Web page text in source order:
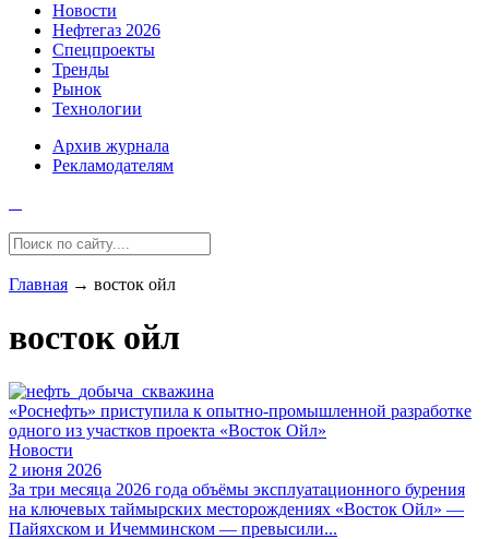
Новости
Нефтегаз 2026
Спецпроекты
Тренды
Рынок
Технологии
Архив журнала
Рекламодателям
Главная → восток ойл
восток ойл
«Роснефть» приступила к опытно-промышленной разработке
одного из участков проекта «Восток Ойл»
Новости
2 июня 2026
За три месяца 2026 года объёмы эксплуатационного бурения
на ключевых таймырских месторождениях «Восток Ойл» —
Пайяхском и Ичемминском — превысили...